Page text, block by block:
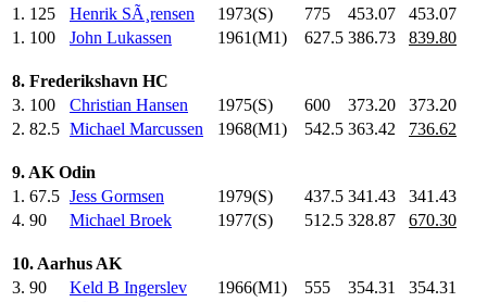
1. 125 Henrik SÃ¸rensen 1973(S) 775 453.07
453.07
1. 100 John Lukassen 1961(M1) 627.5 386.73 839.80
8. Frederikshavn HC
3. 100 Christian Hansen 1975(S) 600 373.20
373.20
2. 82.5 Michael Marcussen 1968(M1) 542.5 363.42 736.62
9. AK Odin
1. 67.5 Jess Gormsen 1979(S) 437.5 341.43
341.43
4. 90 Michael Broek 1977(S) 512.5 328.87 670.30
10. Aarhus AK
3. 90 Keld B Ingerslev 1966(M1) 555 354.31
354.31